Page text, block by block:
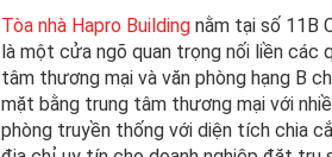
Tòa nhà Hapro Building nằm tại số 11B
là một cửa ngõ quan trọng nối liền các
tâm thương mại và văn phòng hạng B
mặt bằng trung tâm thương mại với
phòng truyền thống với diện tích chia